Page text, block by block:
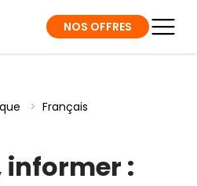
NOS OFFRES
> Français
informer :